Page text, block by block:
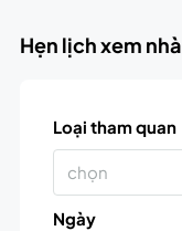
Hẹn lịch xem nhà
Loại tham quan
chọn
Ngày